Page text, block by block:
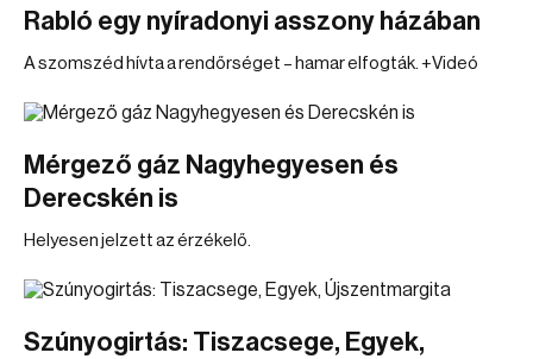
Rabló egy nyíradonyi asszony házában
A szomszéd hívta a rendőrséget – hamar elfogták. +Videó
Mérgező gáz Nagyhegyesen és
Derecskén is
Helyesen jelzett az érzékelő.
Szúnyogirtás: Tiszacsege, Egyek,